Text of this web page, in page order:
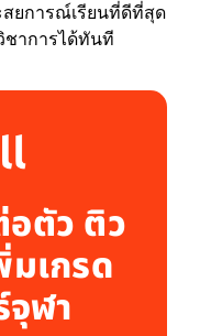
ยการณ์เรียนที่ดีที่สุด
าการได้ทันที
ตัว ติว
มเกรด
จุฬา